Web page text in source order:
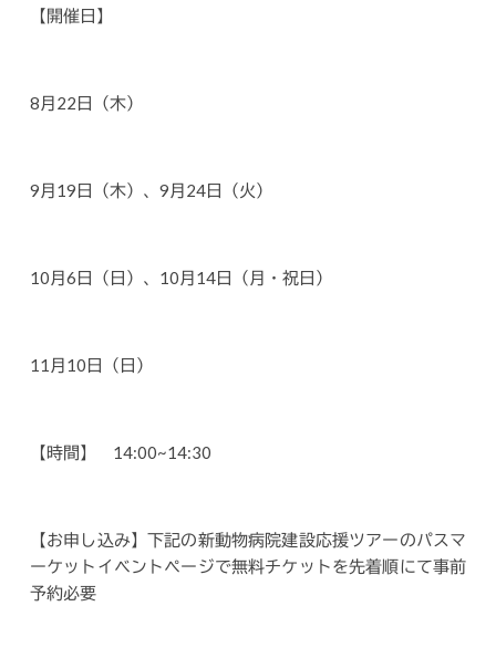
【開催日】
8月22日（木）
9月19日（木）、9月24日（火）
10月6日（日）、10月14日（月・祝日）
11月10日（日）
【時間】 14:00~14:30
【お申し込み】下記の新動物病院建設応援ツアーのパスマ
ーケットイベントページで無料チケットを先着順にて事前
予約必要